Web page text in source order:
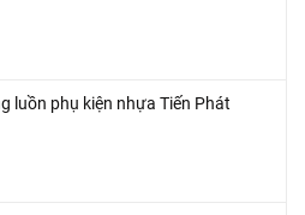
luồn phụ kiện nhựa Tiến Phát